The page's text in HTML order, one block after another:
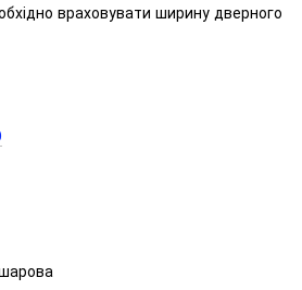
враховувати ширину дверного